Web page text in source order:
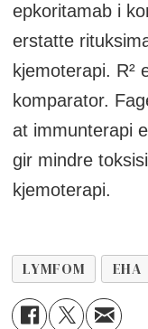
epkoritamab i
erstatte
kjemoterapi. R²
komparator.
at immunterapi
gir mindre
kjemoterapi.
LYMFOM EHA